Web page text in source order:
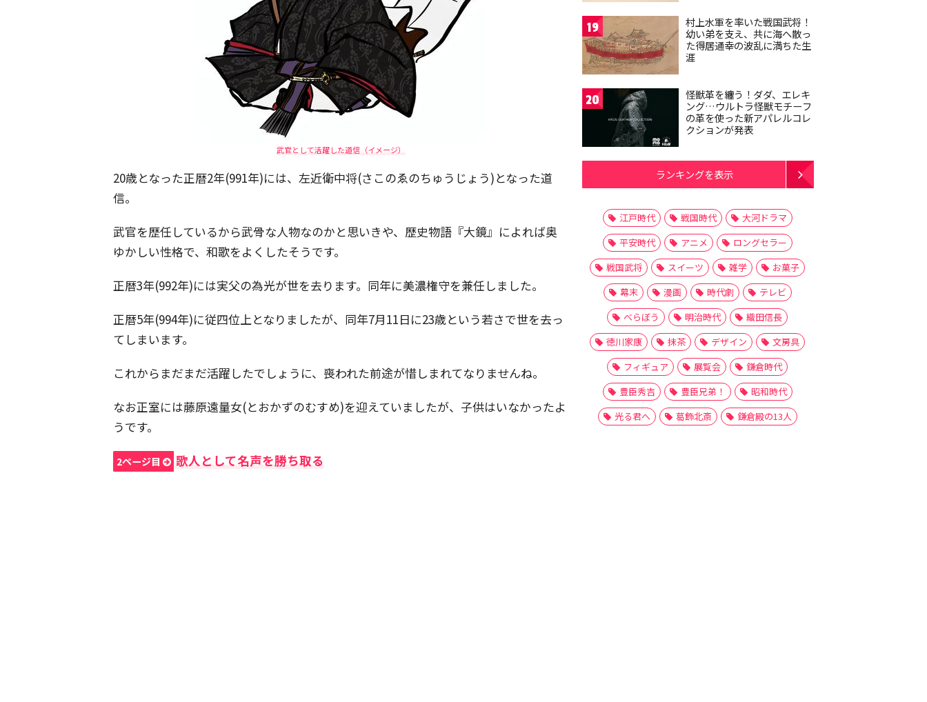
武官として活躍した道信（イメージ）
20歳となった正暦2年(991年)には、左近衛中将(さこのゑのちゅうじょう)となった道
信。
武官を歴任しているから武骨な人物なのかと思いきや、歴史物語『大鏡』によれば奥
ゆかしい性格で、和歌をよくしたそうです。
正暦3年(992年)には実父の為光が世を去ります。同年に美濃権守を兼任しました。
正暦5年(994年)に従四位上となりましたが、同年7月11日に23歳という若さで世を去っ
てしまいます。
これからまだまだ活躍したでしょうに、喪われた前途が惜しまれてなりませんね。
なお正室には藤原遠量女(とおかずのむすめ)を迎えていましたが、子供はいなかったよ
うです。
2ページ目 歌人として名声を勝ち取る
19
村上水軍を率いた戦国武将！
幼い弟を支え、共に海へ散っ
た得居通幸の波乱に満ちた生
涯
20
怪獣革を纏う！ダダ、エレキ
ング…ウルトラ怪獣モチーフ
の革を使った新アパレルコレ
クションが発表
ランキングを表示
江戸時代 戦国時代
大河ドラマ
平安時代
アニメ
ロングセラー
戦国武将
スイーツ 雑学
お菓子
幕末
漫画 時代劇
テレビ
べらぼう
明治時代
織田信長
徳川家康
抹茶 デザイン
文房具
フィギュア
展覧会
鎌倉時代
豊臣秀吉
豊臣兄弟！
昭和時代
光る君へ
葛飾北斎 鎌倉殿の13人